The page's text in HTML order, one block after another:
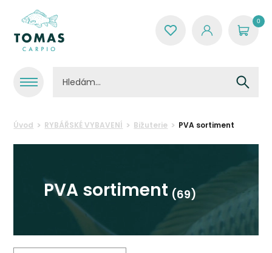
0
Úvod RYBÁŘSKÉ VYBAVENÍ Bižuterie PVA sortiment
PVA sortiment (69)